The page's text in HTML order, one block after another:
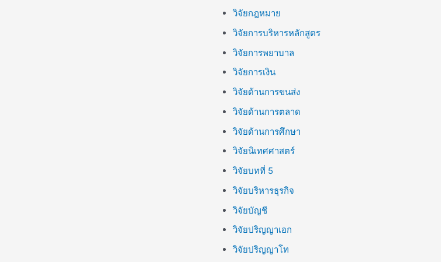
วิจัยกฎหมาย
วิจัยการบริหารหลักสูตร
วิจัยการพยาบาล
วิจัยการเงิน
วิจัยด้านการขนส่ง
วิจัยด้านการตลาด
วิจัยด้านการศึกษา
วิจัยนิเทศศาสตร์
วิจัยบทที่ 5
วิจัยบริหารธุรกิจ
วิจัยบัญชี
วิจัยปริญญาเอก
วิจัยปริญญาโท